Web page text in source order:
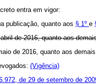
entra em vigor:
publicação, quanto aos § 1º e
de 2016, quanto aos
de 2016, quanto aos
(Vigência)
de 29 de setembro de